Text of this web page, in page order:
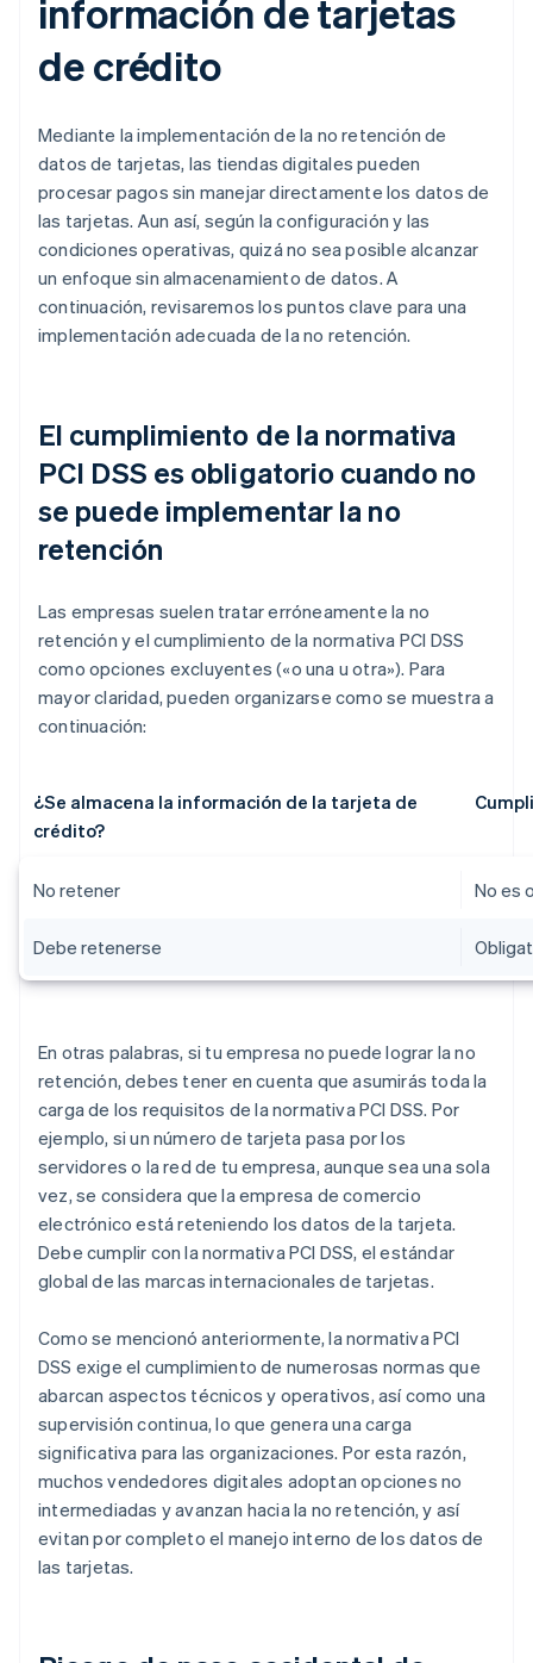
información de tarjetas
de crédito
Mediante la implementación de la no retención de
datos de tarjetas, las tiendas digitales pueden
procesar pagos sin manejar directamente los datos de
las tarjetas. Aun así, según la configuración y las
condiciones operativas, quizá no sea posible alcanzar
un enfoque sin almacenamiento de datos. A
continuación, revisaremos los puntos clave para una
implementación adecuada de la no retención.
El cumplimiento de la normativa
PCI DSS es obligatorio cuando no
se puede implementar la no
retención
Las empresas suelen tratar erróneamente la no
retención y el cumplimiento de la normativa PCI DSS
como opciones excluyentes («o una u otra»). Para
mayor claridad, pueden organizarse como se muestra a
continuación:
¿Se almacena la información de la tarjeta de
crédito?
No retener No es
Debe retenerse
En otras palabras, si tu empresa no puede lograr la no
retención, debes tener en cuenta que asumirás toda la
carga de los requisitos de la normativa PCI DSS. Por
ejemplo, si un número de tarjeta pasa por los
servidores o la red de tu empresa, aunque sea una sola
vez, se considera que la empresa de comercio
electrónico está reteniendo los datos de la tarjeta.
Debe cumplir con la normativa PCI DSS, el estándar
global de las marcas internacionales de tarjetas.
Como se mencionó anteriormente, la normativa PCI
DSS exige el cumplimiento de numerosas normas que
abarcan aspectos técnicos y operativos, así como una
supervisión continua, lo que genera una carga
significativa para las organizaciones. Por esta razón,
muchos vendedores digitales adoptan opciones no
intermediadas y avanzan hacia la no retención, y así
evitan por completo el manejo interno de los datos de
las tarjetas.